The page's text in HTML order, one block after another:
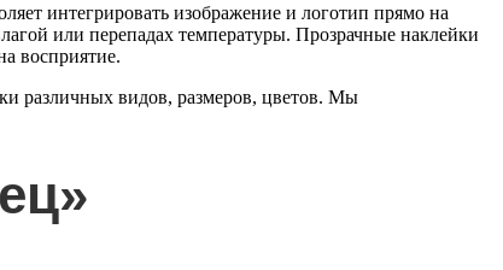
интегрировать изображение и логотип прямо на
или перепадах температуры. Прозрачные наклейки
восприятие.
различных видов, размеров, цветов. Мы